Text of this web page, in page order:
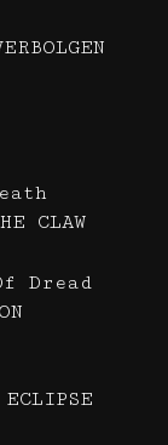
CLAW
Dread